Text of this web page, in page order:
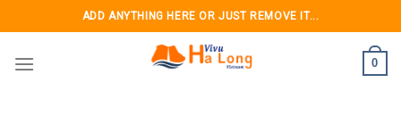
to
content
ADD ANYTHING HERE OR JUST REMOVE IT...
0